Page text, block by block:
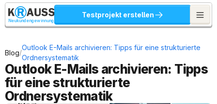
Neukundengewinnung
Testprojekt erstellen
Blog/
Outlook E-Mails archivieren: Tipps für eine strukturierte
Ordnersystematik
Outlook E-Mails archivieren: Tipps
für eine strukturierte
Ordnersystematik